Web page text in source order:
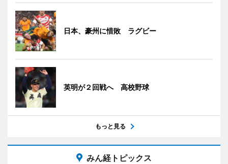
日本、豪州に惜敗 ラグビー
英明が２回戦へ 高校野球
もっと見る
みん経トピックス